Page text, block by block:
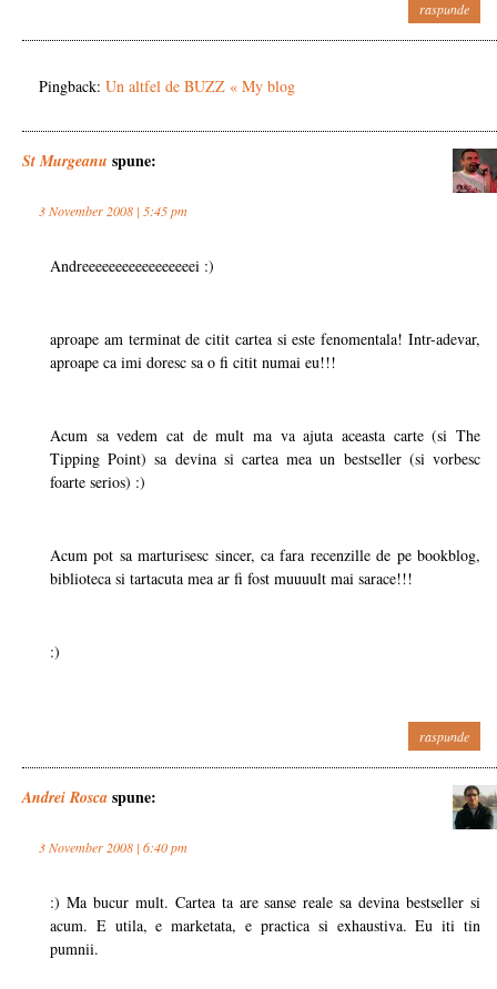
raspunde
Pingback: Un altfel de BUZZ « My blog
St Murgeanu spune:
3 November 2008 | 5:45 pm
Andreeeeeeeeeeeeeeeeei :)
aproape am terminat de citit cartea si este fenomentala! Intr-adevar,
aproape ca imi doresc sa o fi citit numai eu!!!
Acum sa vedem cat de mult ma va ajuta aceasta carte (si The
Tipping Point) sa devina si cartea mea un bestseller (si vorbesc
foarte serios) :)
Acum pot sa marturisesc sincer, ca fara recenzille de pe bookblog,
biblioteca si tartacuta mea ar fi fost muuuult mai sarace!!!
:)
raspunde
Andrei Rosca spune:
3 November 2008 | 6:40 pm
:) Ma bucur mult. Cartea ta are sanse reale sa devina bestseller si
acum. E utila, e marketata, e practica si exhaustiva. Eu iti tin
pumnii.